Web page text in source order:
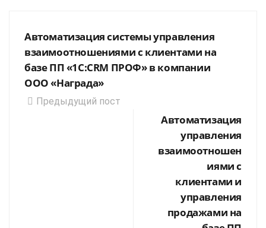
Автоматизация системы управления
взаимоотношениями с клиентами на
базе ПП «1С:CRM ПРОФ» в компании
ООО «Награда»
Предыдущий пост
Автоматизация
управления
взаимоотношен
иями с
клиентами и
управления
продажами на